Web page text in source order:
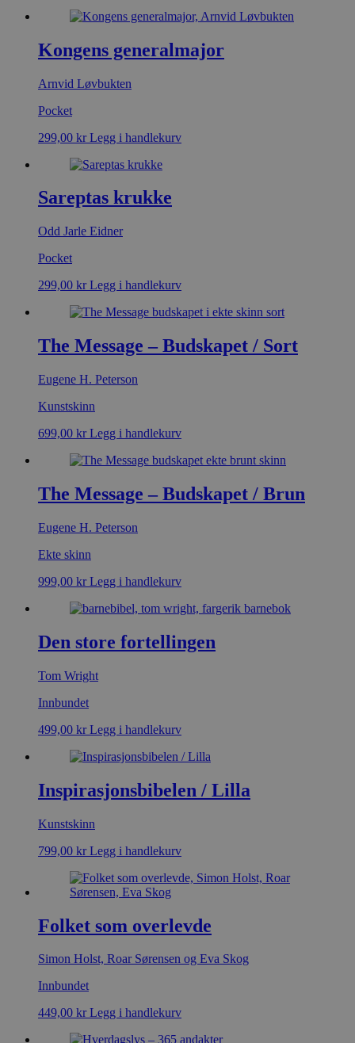
Kongens generalmajor
Arnvid Løvbukten
Pocket
299,00 kr Legg i handlekurv
Sareptas krukke
Odd Jarle Eidner
Pocket
299,00 kr Legg i handlekurv
The Message – Budskapet / Sort
Eugene H. Peterson
Kunstskinn
699,00 kr Legg i handlekurv
The Message – Budskapet / Brun
Eugene H. Peterson
Ekte skinn
999,00 kr Legg i handlekurv
Den store fortellingen
Tom Wright
Innbundet
499,00 kr Legg i handlekurv
Inspirasjonsbibelen / Lilla
Kunstskinn
799,00 kr Legg i handlekurv
Folket som overlevde
Simon Holst, Roar Sørensen og Eva Skog
Innbundet
449,00 kr Legg i handlekurv